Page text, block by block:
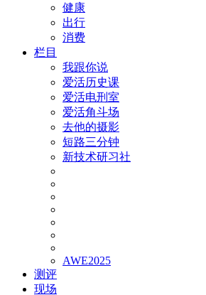
健康
出行
消费
栏目
我跟你说
爱活历史课
爱活电刑室
爱活角斗场
去他的摄影
短路三分钟
新技术研习社
AWE2025
测评
现场